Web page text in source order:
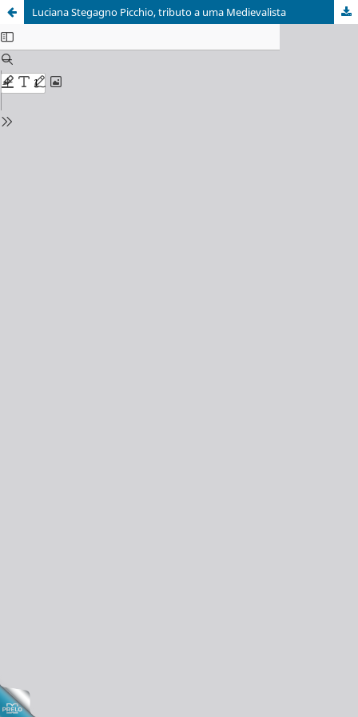
Luciana Stegagno Picchio, tributo a uma Medievalista